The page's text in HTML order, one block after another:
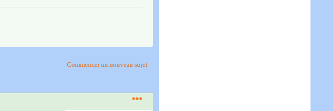
Commencer un nouveau sujet